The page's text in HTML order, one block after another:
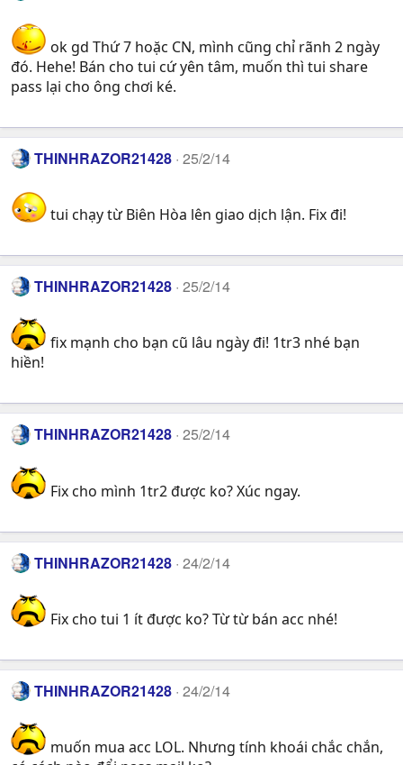
ok gd Thứ 7 hoặc CN, mình cũng chỉ rãnh 2 ngày
đó. Hehe! Bán cho tui cứ yên tâm, muốn thì tui share
pass lại cho ông chơi ké.
THINHRAZOR21428 25/2/14
tui chạy từ Biên Hòa lên giao dịch lận. Fix đi!
THINHRAZOR21428 25/2/14
fix mạnh cho bạn cũ lâu ngày đi! 1tr3 nhé bạn
hiền!
THINHRAZOR21428 25/2/14
Fix cho mình 1tr2 được ko? Xúc ngay.
THINHRAZOR21428 24/2/14
Fix cho tui 1 ít được ko? Từ từ bán acc nhé!
THINHRAZOR21428 24/2/14
muốn mua acc LOL. Nhưng tính khoái chắc chắn,